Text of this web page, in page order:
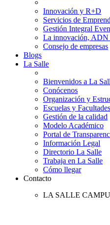
Innovación y R+D
Servicios de
Gestión Integral
La innovación, ADN
Consejo de empresas
Blogs
La Salle
Bienvenidos a La
Conócenos
Organización y
Escuelas y Facultades
Gestión de la calidad
Modelo Académico
Portal de
Información Legal
Directorio La Salle
Trabaja en La Salle
Cómo llegar
Contacto
LA SALLE